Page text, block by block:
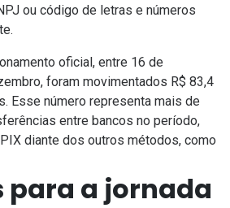
ou código de letras e números
oficial, entre 16 de
foram movimentados R$ 83,4
. Esse número representa mais de
entre bancos no período,
diante dos outros métodos, como
para a jornada